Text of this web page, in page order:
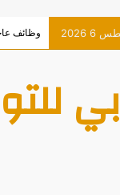
وظائف